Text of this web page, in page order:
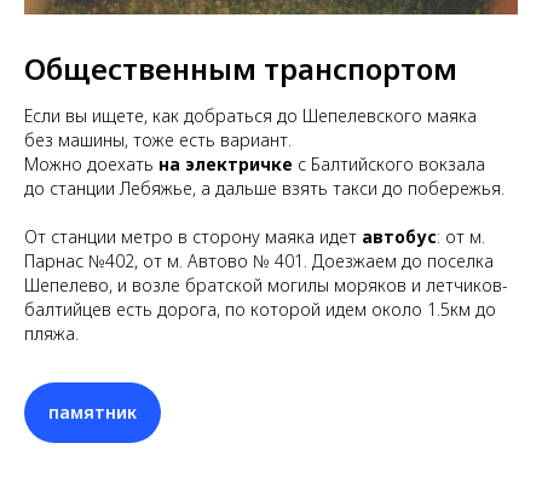
Общественным транспортом
Если вы ищете, как добраться до Шепелевского маяка
без машины, тоже есть вариант.
Можно доехать на электричке с Балтийского вокзала
до станции Лебяжье, а дальше взять такси до побережья.
От станции метро в сторону маяка идет автобус: от м.
Парнас №402, от м. Автово № 401. Доезжаем до поселка
Шепелево, и возле братской могилы моряков и летчиков-
балтийцев есть дорога, по которой идем около 1.5км до
пляжа.
памятник